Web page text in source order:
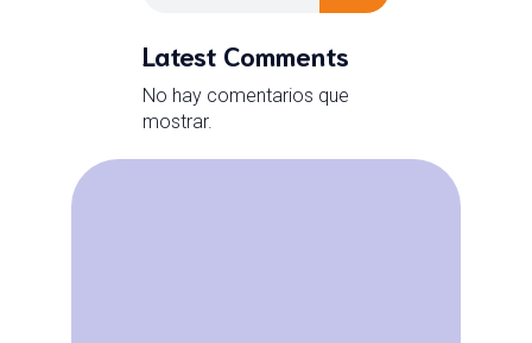
Latest Comments
No hay comentarios que
mostrar.